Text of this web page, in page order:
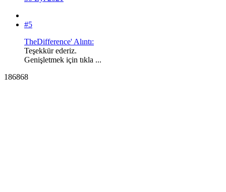
#5
TheDifference' Alıntı:
Teşekkür ederiz.
Genişletmek için tıkla ...
186868